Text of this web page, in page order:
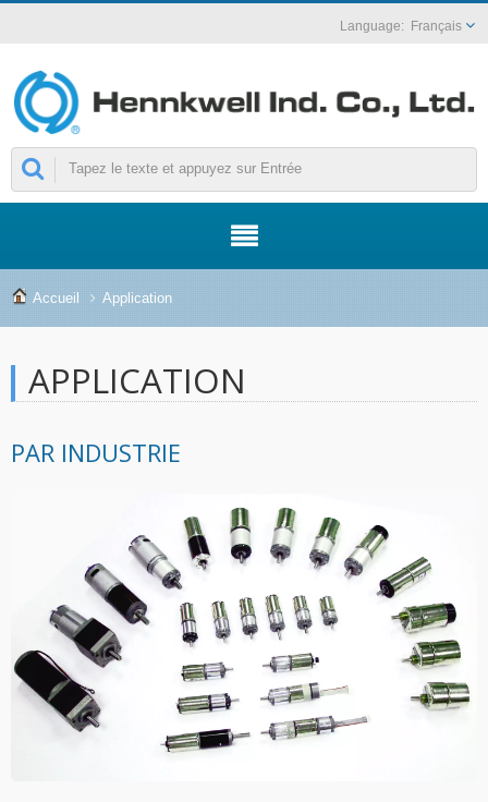
Français
Accueil Application
APPLICATION
PAR INDUSTRIE